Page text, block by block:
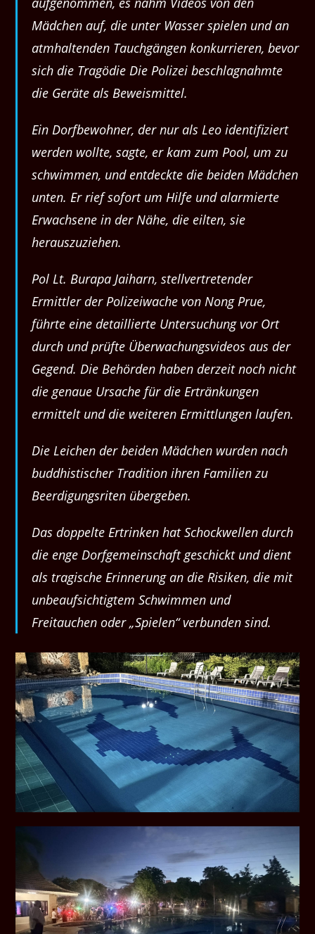
Mädchen auf, die unter Wasser spielen und an
atmhaltenden Tauchgängen konkurrieren, bevor
sich die Tragödie Die Polizei beschlagnahmte
die Geräte als Beweismittel.
Ein Dorfbewohner, der nur als Leo identifiziert
werden wollte, sagte, er kam zum Pool, um zu
schwimmen, und entdeckte die beiden Mädchen
unten. Er rief sofort um Hilfe und alarmierte
Erwachsene in der Nähe, die eilten, sie
herauszuziehen.
Pol Lt. Burapa Jaiharn, stellvertretender
Ermittler der Polizeiwache von Nong Prue,
führte eine detaillierte Untersuchung vor Ort
durch und prüfte Überwachungsvideos aus der
Gegend. Die Behörden haben derzeit noch nicht
die genaue Ursache für die Ertränkungen
ermittelt und die weiteren Ermittlungen laufen.
Die Leichen der beiden Mädchen wurden nach
buddhistischer Tradition ihren Familien zu
Beerdigungsriten übergeben.
Das doppelte Ertrinken hat Schockwellen durch
die enge Dorfgemeinschaft geschickt und dient
als tragische Erinnerung an die Risiken, die mit
unbeaufsichtigtem Schwimmen und
Freitauchen oder „Spielen“ verbunden sind.